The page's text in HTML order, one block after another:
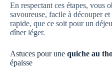
En respectant ces étapes, vous
savoureuse, facile à découper
rapide, que ce soit pour un
dîner léger.
Astuces pour une quiche au
épaisse